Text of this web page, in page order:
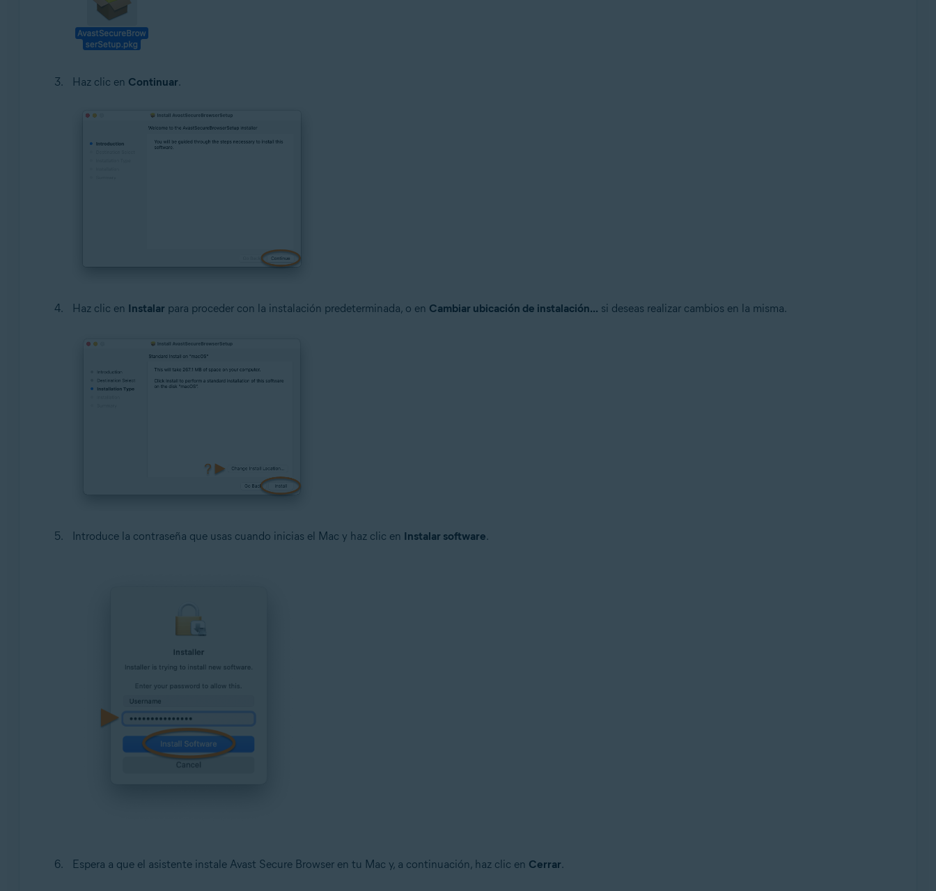
Haz clic en Continuar.
Haz clic en Instalar para proceder con la instalación predeterminada, o en Cambiar ubicación de instalación... si deseas realizar cambios en la misma.
Introduce la contraseña que usas cuando inicias el Mac y haz clic en Instalar software.
Espera a que el asistente instale Avast Secure Browser en tu Mac y, a continuación, haz clic en Cerrar.